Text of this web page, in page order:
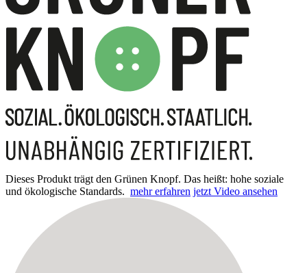
Dieses Produkt trägt den Grünen Knopf. Das heißt: hohe soziale
und ökologische Standards. mehr erfahren jetzt Video ansehen